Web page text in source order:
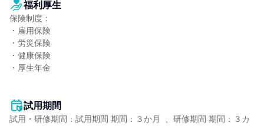
福利厚生
保険制度：
・雇用保険
・労災保険
・健康保険
・厚生年金
試用期間
試用・研修期間：試用期間 期間：３か月  、研修期間 期間：３カ